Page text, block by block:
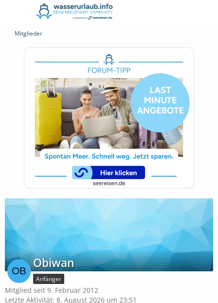
Mitglieder
Obiwan
Anfänger
Mitglied seit 9. Februar 2012
Letzte Aktivität: 8. August 2026 um 23:51